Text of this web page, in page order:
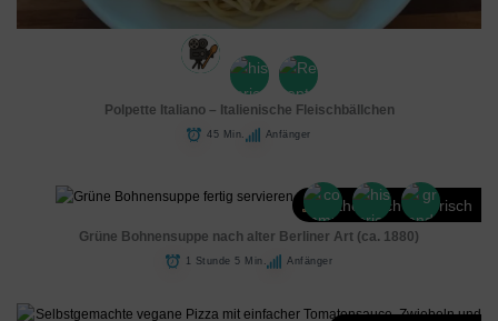
Polpette Italiano – Italienische Fleischbällchen
45 Min. Anfänger
Authentisch historisch
Grüne Bohnensuppe nach alter Berliner Art (ca. 1880)
1 Stunde 5 Min. Anfänger